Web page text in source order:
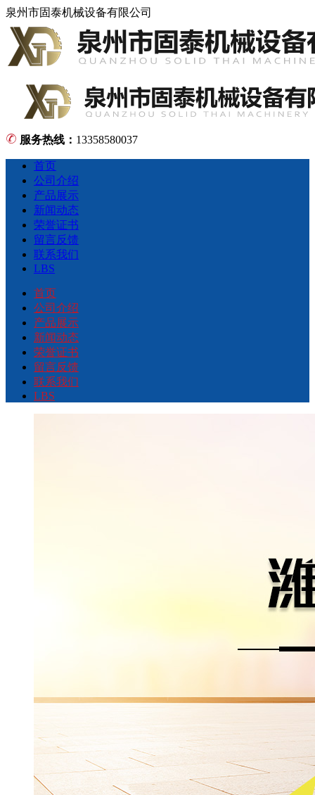
泉州市固泰机械设备有限公司
服务热线： 13358580037
首页
公司介绍
产品展示
新闻动态
荣誉证书
留言反馈
联系我们
LBS
首页
公司介绍
产品展示
新闻动态
荣誉证书
留言反馈
联系我们
LBS